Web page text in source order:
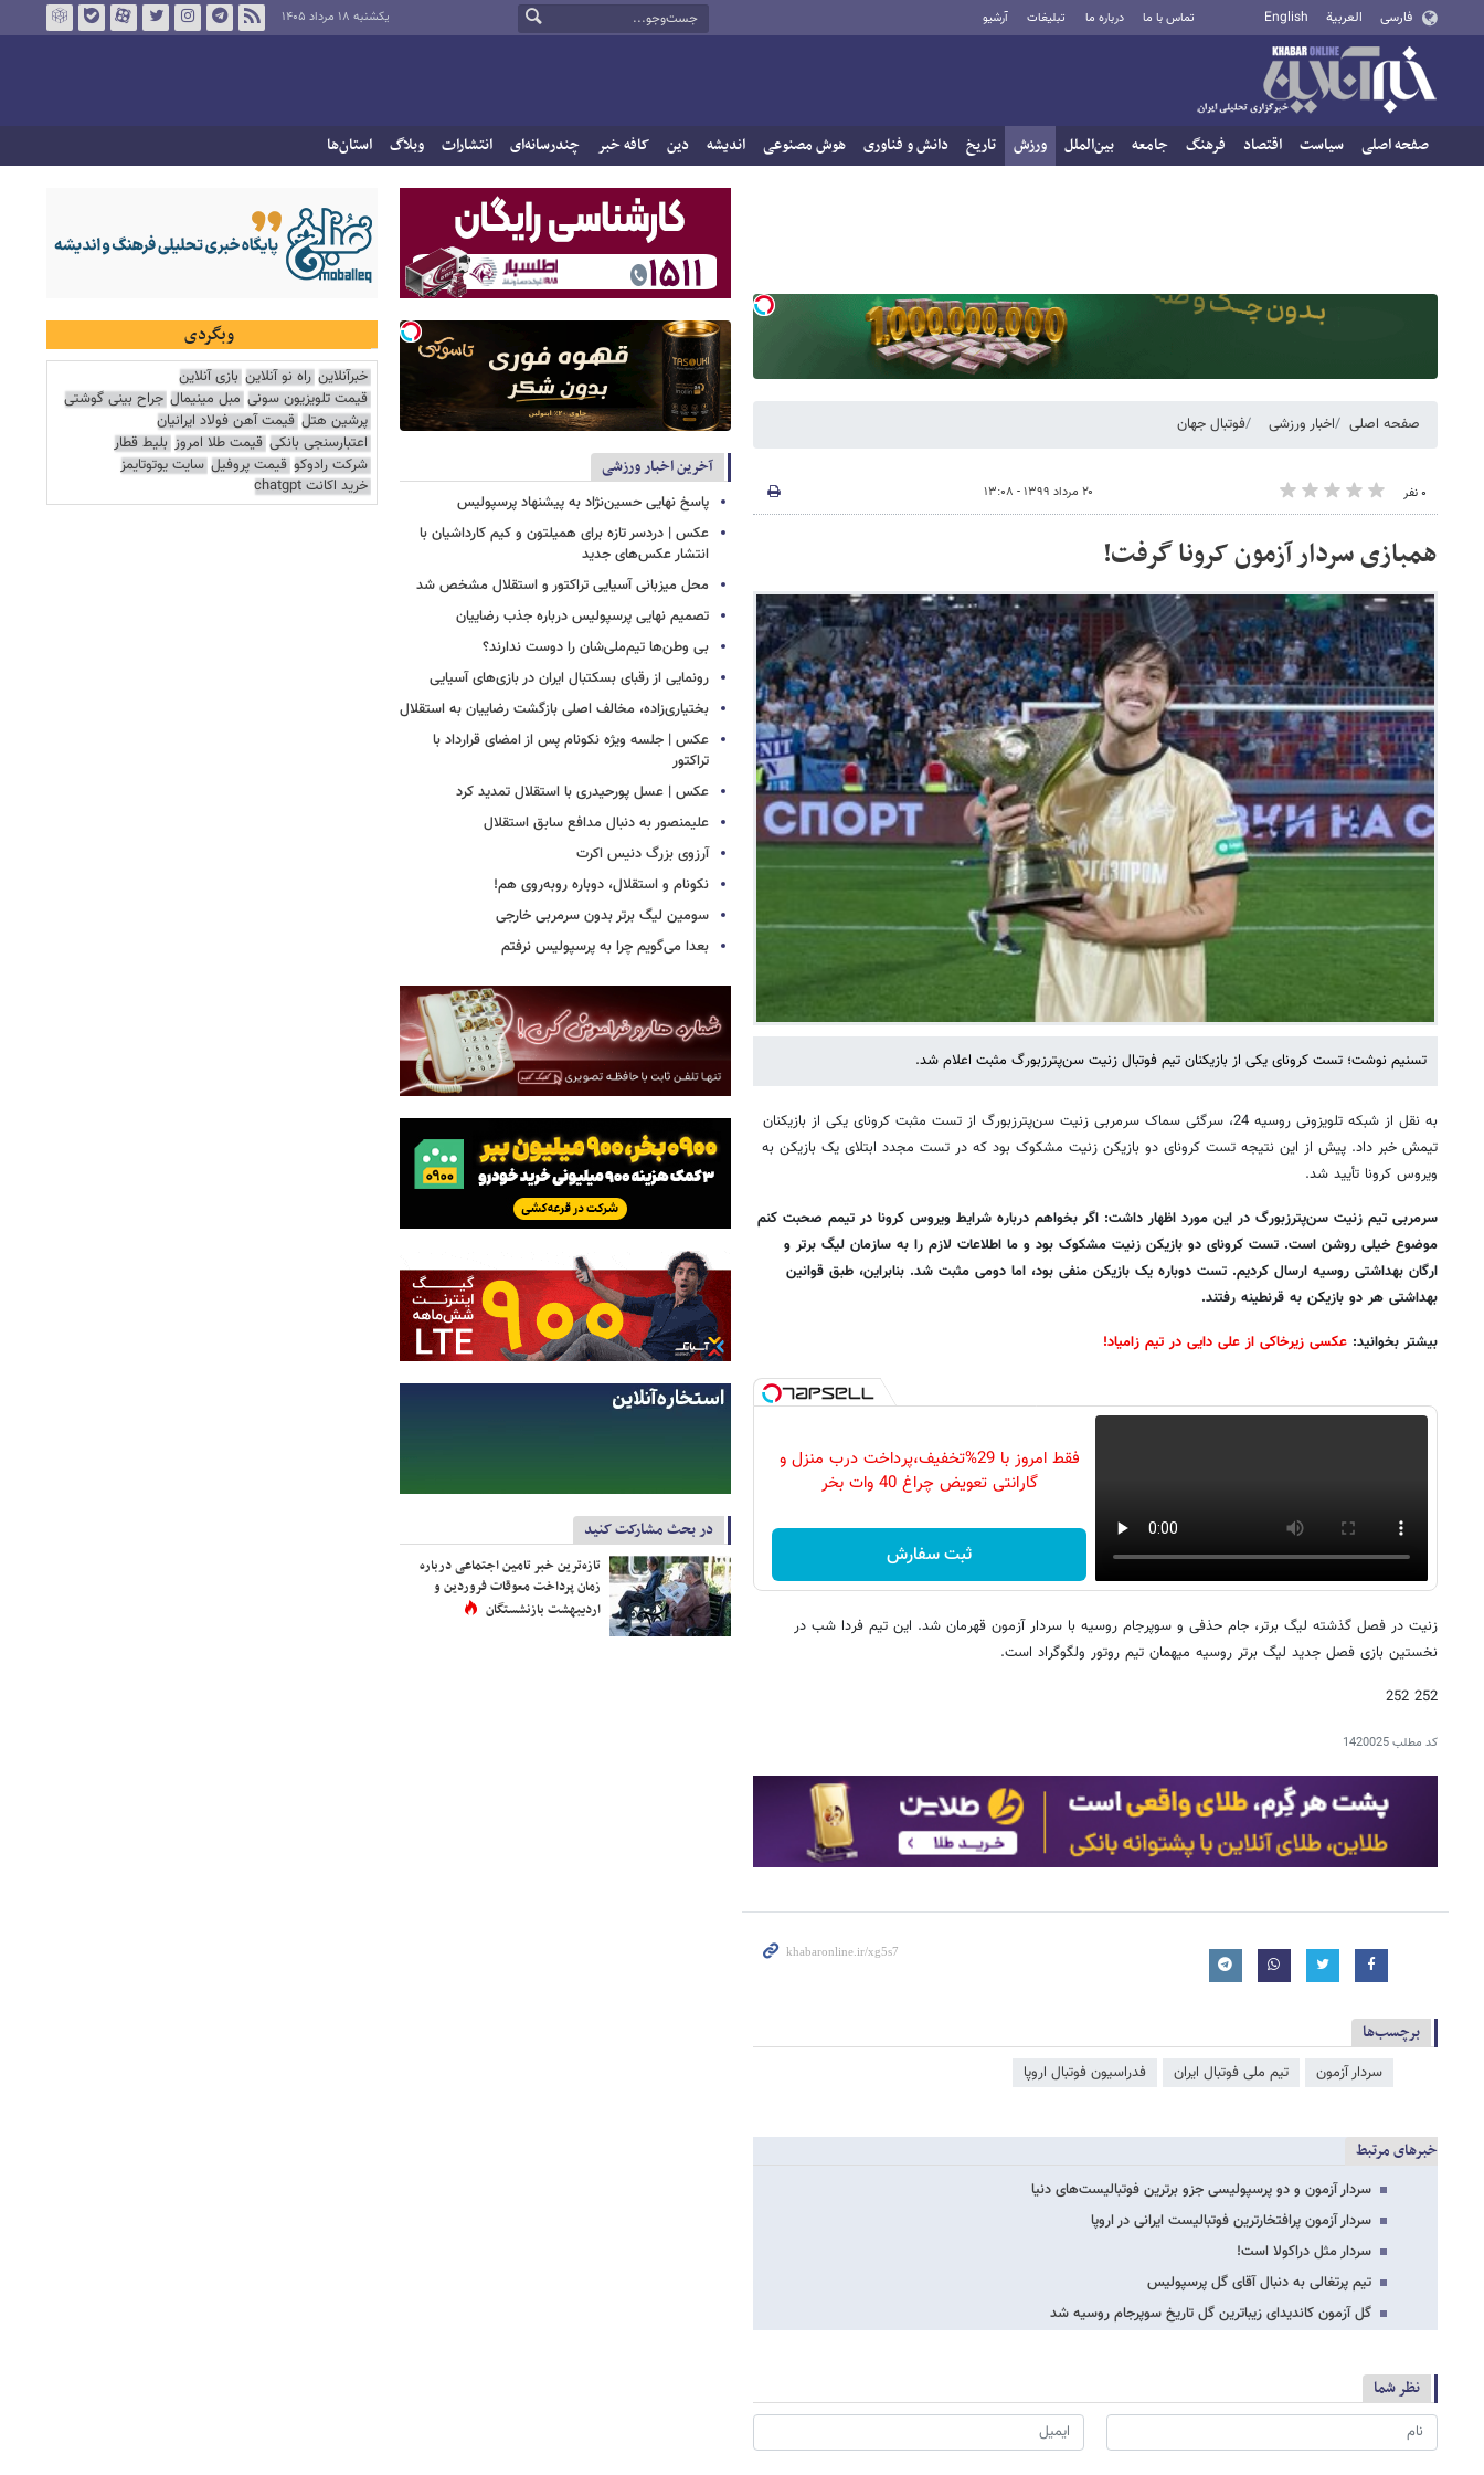
فارسی العربية English تماس با ما درباره ما تبلیغات آرشیو یکشنبه ۱۸ مرداد ۱۴۰۵
صفحه اصلی سیاست اقتصاد فرهنگ جامعه بین‌الملل ورزش تاریخ دانش و فناوری هوش مصنوعی اندیشه دین کافه خبر چندرسانه‌ای انتشارات وبلاگ استان‌ها
صفحه اصلی اخبار ورزشی فوتبال جهان
۰ نفر ۲۰ مرداد ۱۳۹۹ - ۱۳:۰۸
همبازی سردار آزمون کرونا گرفت!
تسنیم نوشت؛ تست کرونای یکی از بازیکنان تیم فوتبال زنیت سن‌پترزبورگ مثبت اعلام شد.
به نقل از شبکه تلویزونی روسیه 24، سرگئی سماک سرمربی زنیت سن‌پترزبورگ از تست مثبت کرونای یکی از بازیکنان
تیمش خبر داد. پیش از این نتیجه تست کرونای دو بازیکن زنیت مشکوک بود که در تست مجدد ابتلای یک بازیکن به
ویروس کرونا تأیید شد.
سرمربی تیم زنیت سن‌پترزبورگ در این مورد اظهار داشت: اگر بخواهم درباره شرایط ویروس کرونا در تیمم صحبت کنم
موضوع خیلی روشن است. تست کرونای دو بازیکن زنیت مشکوک بود و ما اطلاعات لازم را به سازمان لیگ برتر و
ارگان بهداشتی روسیه ارسال کردیم. تست دوباره یک بازیکن منفی بود، اما دومی مثبت شد. بنابراین، طبق قوانین
بهداشتی هر دو بازیکن به قرنطینه رفتند.
بیشتر بخوانید: عکسی زیرخاکی از علی دایی در تیم زامیاد!
فقط امروز با 29%تخفیف،پرداخت درب منزل و
گارانتی تعویض چراغ 40 وات بخر
ثبت سفارش
زنیت در فصل گذشته لیگ برتر، جام حذفی و سوپرجام روسیه با سردار آزمون قهرمان شد. این تیم فردا شب در
نخستین بازی فصل جدید لیگ برتر روسیه میهمان تیم روتور ولگوگراد است.
252 252
کد مطلب1420025
برچسب‌ها
سردار آزمون تیم ملی فوتبال ایران فدراسیون فوتبال اروپا
خبرهای مرتبط
سردار آزمون و دو پرسپولیسی جزو برترین فوتبالیست‌های دنیا
سردار آزمون پرافتخارترین فوتبالیست ایرانی در اروپا
سردار مثل دراکولا است!
تیم پرتغالی به دنبال آقای گل پرسپولیس
گل آزمون کاندیدای زیباترین گل تاریخ سوپرجام روسیه شد
نظر شما
آخرین اخبار ورزشی
پاسخ نهایی حسین‌نژاد به پیشنهاد پرسپولیس
عکس | دردسر تازه برای همیلتون و کیم کارداشیان با
انتشار عکس‌های جدید
محل میزبانی آسیایی تراکتور و استقلال مشخص شد
تصمیم نهایی پرسپولیس درباره جذب رضاییان
بی وطن‌ها تیم‌ملی‌شان را دوست ندارند؟
رونمایی از رقبای بسکتبال ایران در بازی‌های آسیایی
بختیاری‌زاده، مخالف اصلی بازگشت رضاییان به استقلال
عکس | جلسه ویژه نکونام پس از امضای قرارداد با
تراکتور
عکس | عسل پورحیدری با استقلال تمدید کرد
علیمنصور به دنبال مدافع سابق استقلال
آرزوی بزرگ دنیس اکرت
نکونام و استقلال، دوباره روبه‌روی هم!
سومین لیگ برتر بدون سرمربی خارجی
بعدا می‌گویم چرا به پرسپولیس نرفتم
در بحث مشارکت کنید
تازه‌ترین خبر تامین اجتماعی درباره
زمان پرداخت معوقات فروردین و
اردیبهشت بازنشستگان
وبگردی
خبرآنلاین راه نو آنلاین بازی آنلاین
قیمت تلویزیون سونی مبل مینیمال جراح بینی گوشتی
پرشین هتل قیمت آهن فولاد ایرانیان
اعتبارسنجی بانکی قیمت طلا امروز بلیط قطار
شرکت رادوکو قیمت پروفیل سایت یوتوتایمز
خرید اکانت chatgpt